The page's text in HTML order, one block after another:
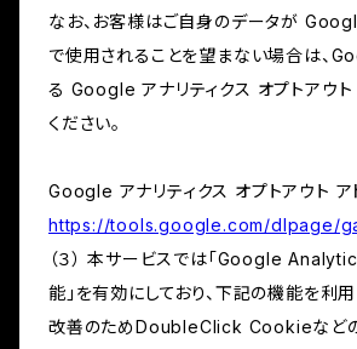
なお、お客様はご自身のデータが
で使用されることを望まない場合は、
る Google アナリティクス オプトアウト
ください。
Google アナリティクス オプトアウト ア
https://tools.google.com/dlpage/
（３） 本サービスでは「Google
能」を有効にしており、下記の機能を利用
改善のためDoubleClick Cookieなどの